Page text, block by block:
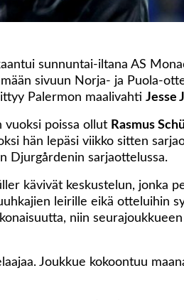
sunnuntai-iltana AS
sivuun Norja- ja Puola-
Palermon maalivahti Jesse
vuoksi poissa ollut Rasmus
hän lepäsi viikko sitten
Djurgårdenin sarjaottelussa.
kävivät keskustelun, jonka
leirille eikä otteluihin
niin
Joukkue kokoontuu